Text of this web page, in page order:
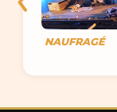
NAUFRAGÉ